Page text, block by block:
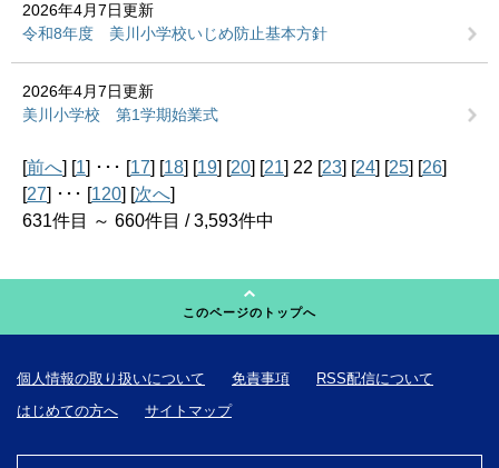
2026年4月7日更新
令和8年度 美川小学校いじめ防止基本方針
2026年4月7日更新
美川小学校 第1学期始業式
[前へ] [1] ･･･ [17] [18] [19] [20] [21] 22 [23] [24] [25] [26]
[27] ･･･ [120] [次へ]
631件目 ～ 660件目 / 3,593件中
このページのトップへ
個人情報の取り扱いについて 免責事項
RSS配信について
はじめての方へ
サイトマップ